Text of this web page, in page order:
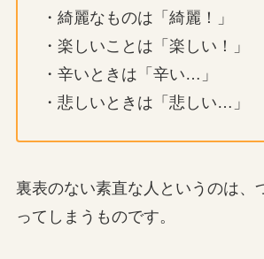
・綺麗なものは「綺麗！」
・楽しいことは「楽しい！」
・辛いときは「辛い…」
・悲しいときは「悲しい…」
裏表のない素直な人というのは、
ってしまうものです。